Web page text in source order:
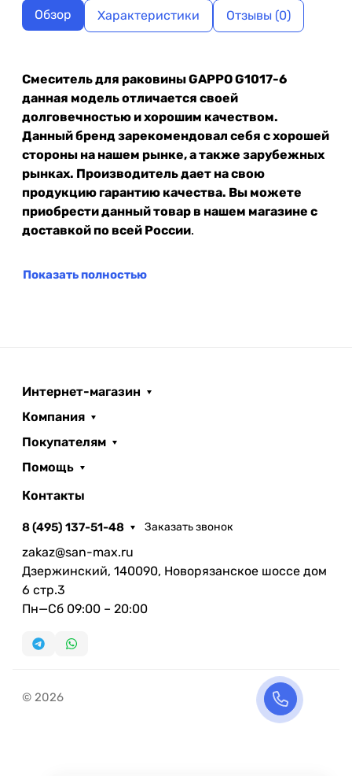
Обзор Характеристики Отзывы (0)
Смеситель для раковины GAPPO G1017-6
данная модель отличается своей
долговечностью и хорошим качеством.
Данный бренд зарекомендовал себя с хорошей
стороны на нашем рынке, а также зарубежных
рынках. Производитель дает на свою
продукцию гарантию качества. Вы можете
приобрести данный товар в нашем магазине с
доставкой по всей России.
Показать полностью
Интернет-магазин
Компания
Покупателям
Помощь
Контакты
8 (495) 137-51-48 Заказать звонок
zakaz@san-max.ru
Дзержинский, 140090, Новорязанское шоссе дом
6 стр.3
Пн—Сб 09:00 – 20:00
© 2026